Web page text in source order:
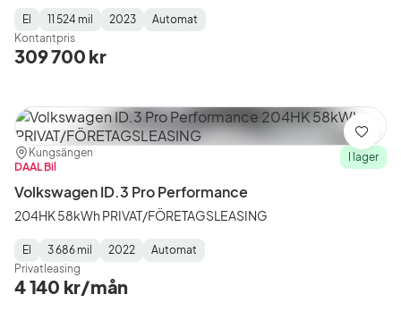
Fuel
Type:
El
Mätarställning :
11 524 mil
Model
Year:
2023
Gearbox
Type:
Automat
Kontantpris
309 700 kr
Plats:
Kungsängen
Återförsäljare:
DAAL Bil
I lager
Volkswagen ID.3 Pro Performance
204HK 58kWh PRIVAT/FÖRETAGSLEASING
Fuel
Type:
El
Mätarställning :
3 686 mil
Model
Year:
2022
Gearbox
Type:
Automat
Privatleasing
4 140 kr/mån
Spara